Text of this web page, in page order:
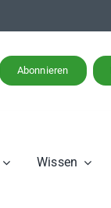
Abonnieren
Wissen